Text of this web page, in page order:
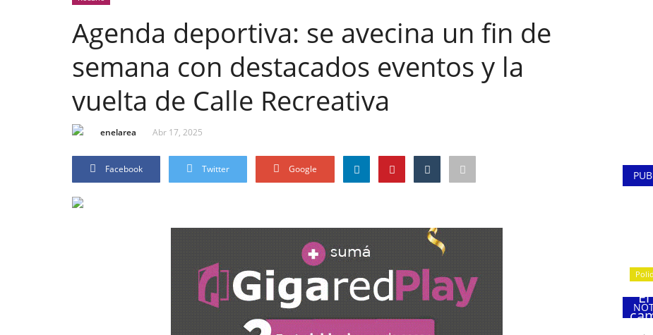
Agenda deportiva: se avecina un fin de
semana con destacados eventos y la
vuelta de Calle Recreativa
enelarea Abr 17, 2025
Facebook Twitter Google